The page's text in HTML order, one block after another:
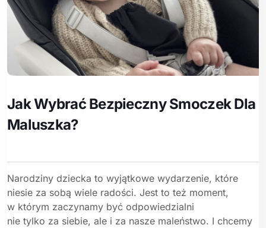
Jak Wybrać Bezpieczny Smoczek Dla
Maluszka?
Narodziny dziecka to wyjątkowe wydarzenie, które
niesie za sobą wiele radości. Jest to też moment,
w którym zaczynamy być odpowiedzialni
nie tylko za siebie, ale i za nasze maleństwo. I chcemy